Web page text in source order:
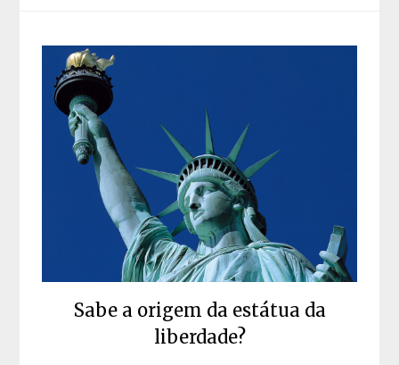
Sabe a origem da estátua da
liberdade?